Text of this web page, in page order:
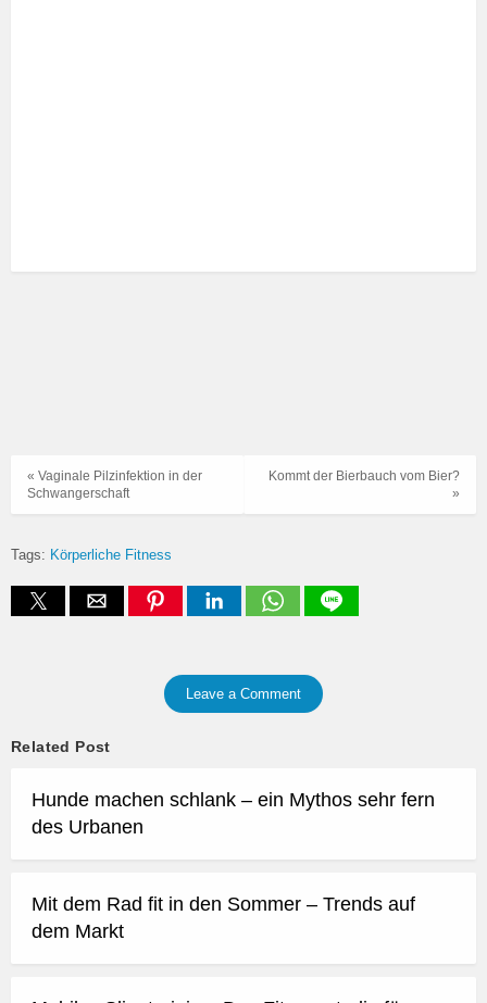
Kommt der Bierbauch vom Bier?
»
« Vaginale Pilzinfektion in der
Schwangerschaft
Tags: Körperliche Fitness
Leave a Comment
Related Post
Hunde machen schlank – ein Mythos sehr fern
des Urbanen
Mit dem Rad fit in den Sommer – Trends auf
dem Markt